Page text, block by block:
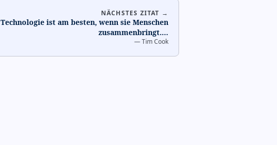
NÄCHSTES ZITAT →
Technologie ist am besten, wenn sie Menschen
zusammenbringt.…
—Tim Cook